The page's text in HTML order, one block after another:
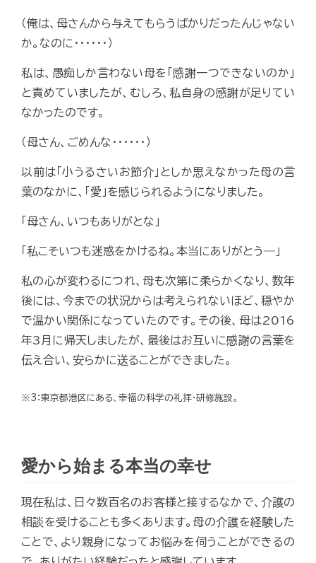
（俺は、母さんから与えてもらうばかりだったんじゃない
か。なのに･･････）
私は、愚痴しか言わない母を「感謝一つできないのか」
と責めていましたが、むしろ、私自身の感謝が足りてい
なかったのです。
（母さん、ごめんな･･････）
以前は「小うるさいお節介」としか思えなかった母の言
葉のなかに、「愛」を感じられるようになりました。
「母さん、いつもありがとな」
「私こそいつも迷惑をかけるね。本当にありがとう―」
私の心が変わるにつれ、母も次第に柔らかくなり、数年
後には、今までの状況からは考えられないほど、穏やか
で温かい関係になっていたのです。その後、母は2016
年3月に帰天しましたが、最後はお互いに感謝の言葉を
伝え合い、安らかに送ることができました。
※3：東京都港区にある、幸福の科学の礼拝・研修施設。
愛から始まる本当の幸せ
現在私は、日々数百名のお客様と接するなかで、介護の
相談を受けることも多くあります。母の介護を経験した
ことで、より親身になってお悩みを伺うことができるの